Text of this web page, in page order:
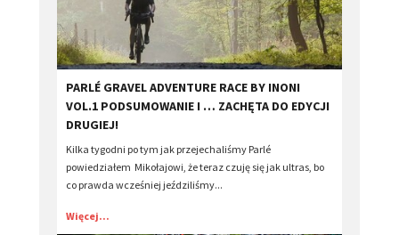
PARLÉ GRAVEL ADVENTURE RACE BY INONI
VOL.1 PODSUMOWANIE I … ZACHĘTA DO EDYCJI
DRUGIEJ!
Kilka tygodni po tym jak przejechaliśmy Parlé
powiedziałem Mikołajowi, że teraz czuję się jak ultras, bo
co prawda wcześniej jeździliśmy...
Więcej...